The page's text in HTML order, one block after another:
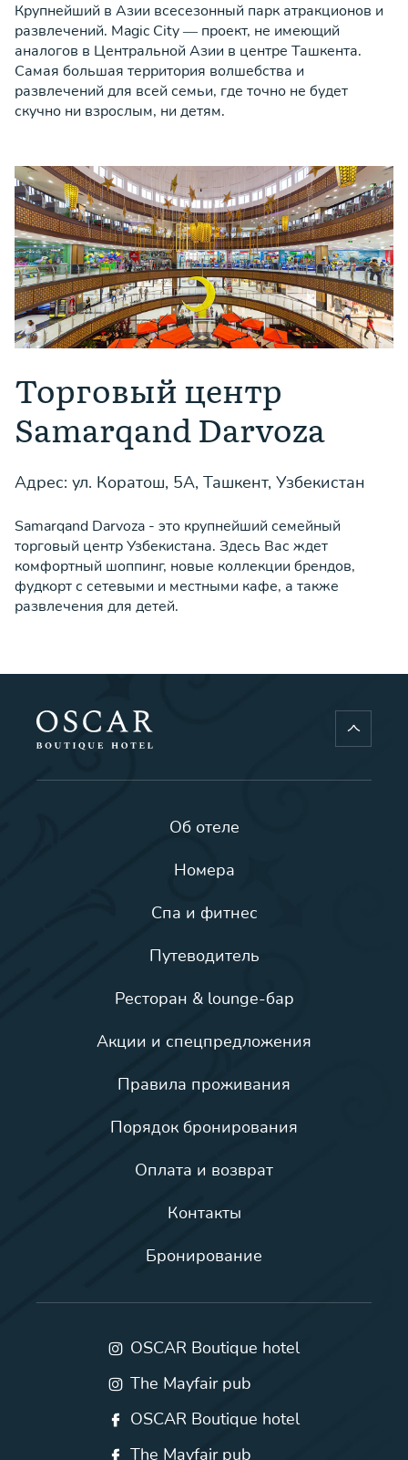
Крупнейший в Азии всесезонный парк атракционов и
развлечений. Magic City — проект, не имеющий
аналогов в Центральной Азии в центре Ташкента.
Самая большая территория волшебства и
развлечений для всей семьи, где точно не будет
скучно ни взрослым, ни детям.
Торговый центр
Samarqand Darvoza
Адрес: ул. Коратош, 5А, Ташкент, Узбекистан
Samarqand Darvoza - это крупнейший семейный
торговый центр Узбекистана. Здесь Вас ждет
комфортный шоппинг, новые коллекции брендов,
фудкорт с сетевыми и местными кафе, а также
развлечения для детей.
Об отеле
Номера
Спа и фитнес
Путеводитель
Ресторан & lounge-бар
Акции и спецпредложения
Правила проживания
Порядок бронирования
Оплата и возврат
Контакты
Бронирование
OSCAR Boutique hotel
The Mayfair pub
OSCAR Boutique hotel
The Mayfair pub